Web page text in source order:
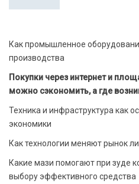
Как промышленное
производства
Покупки через интернет и
можно сэкономить, а где
Техника и инфраструктура как
экономики
Как технологии меняют рынок
Какие мази помогают при зуде
выбору эффективного средства